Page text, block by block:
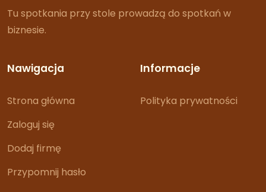
Tu spotkania przy stole prowadzą do spotkań w
biznesie.
Nawigacja
Strona główna
Zaloguj się
Dodaj firmę
Przypomnij hasło
Informacje
Polityka prywatności